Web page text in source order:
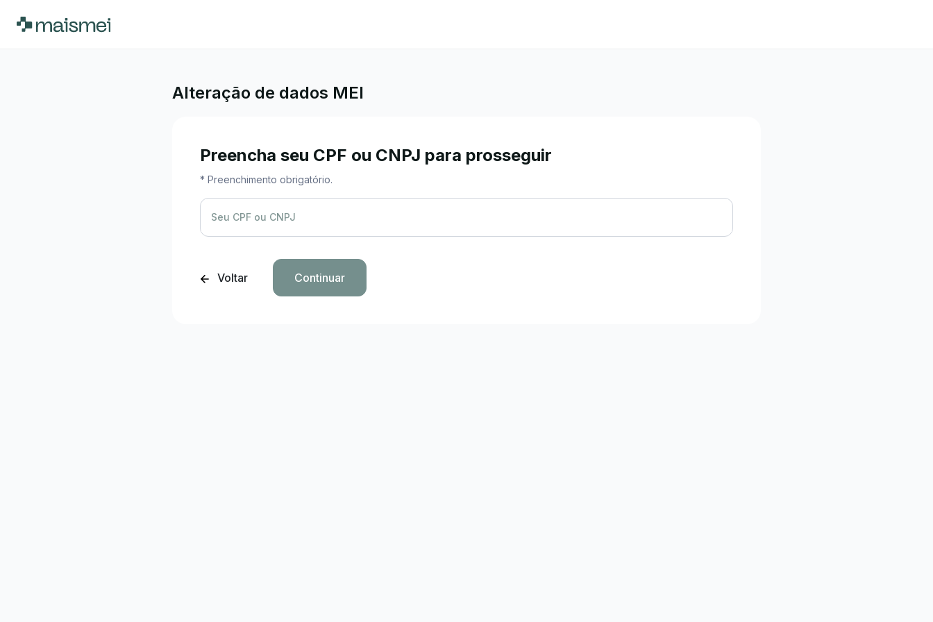
Alteração de dados MEI
Preencha seu CPF ou CNPJ para prosseguir
* Preenchimento obrigatório.
Seu CPF ou CNPJ
Voltar Continuar